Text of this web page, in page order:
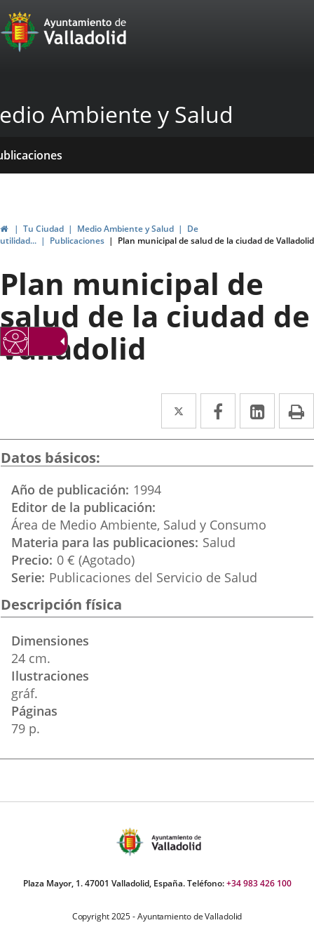
Portal
Web
Ayuntamiento
de
Valladolid
Ambiente y Salud
HomeTu Ciudad Medio Ambiente y Salud
De
utilidad...
Publicaciones Plan municipal de salud de la ciudad de Valladolid
Plan municipal de
salud de la ciudad de
Valladolid
Twitter
Enlace
a
Facebook
Enlace
a
Enlace
a
Datos básicos
Año de publicación 1994
Editor de la publicación
Área de Medio Ambiente, Salud y Consumo
Materia para las publicaciones Salud
Precio 0 € (Agotado)
Serie Publicaciones del Servicio de Salud
Descripción física
Dimensiones
24 cm.
Ilustraciones
gráf.
Páginas
79 p.
Plaza Mayor, 1. 47001 Valladolid, España. Teléfono:+34 983 426 100
Copyright 2025 - Ayuntamiento de Valladolid